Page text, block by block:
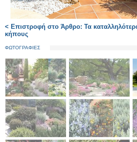
< Επιστροφή στο Άρθρο: Τα
κήπους
ΦΩΤΟΓΡΑΦΙΕΣ